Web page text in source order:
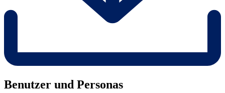
Benutzer und Personas